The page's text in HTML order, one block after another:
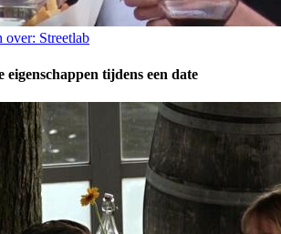
over: Streetlab
eigenschappen tijdens een date